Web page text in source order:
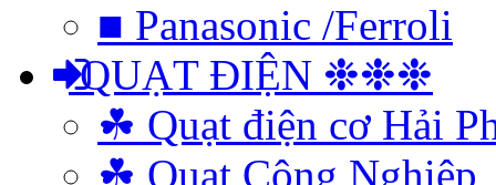
■ Panasonic /Ferroli
QUẠT ĐIỆN ❉❉❉
☘ Quạt điện cơ Hải
☘ Quạt Công Nghiệp